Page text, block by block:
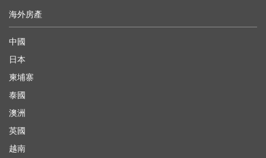
海外房產
中國
日本
柬埔寨
泰國
澳洲
英國
越南